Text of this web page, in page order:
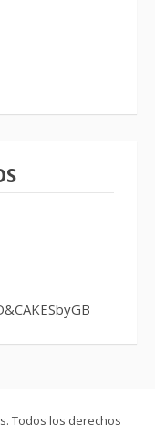
Todos los derechos